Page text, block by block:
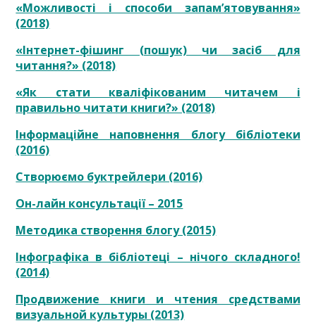
«Можливості і способи запам’ятовування»
(2018)
«Інтернет-фішинг (пошук) чи засіб для
читання?» (2018)
«Як стати кваліфікованим читачем і
правильно читати книги?» (2018)
Інформаційне наповнення блогу бібліотеки
(2016)
Створюємо буктрейлери (2016)
Он-лайн консультації – 2015
Методика створення блогу (2015)
Інфографіка в бібліотеці – нічого складного!
(2014)
Продвижение книги и чтения средствами
визуальной культуры (2013)